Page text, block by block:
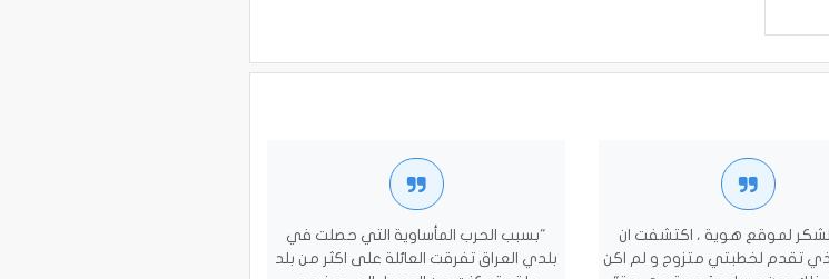
لموقع هوية ، اكتشفت ان
تقدم لخطبتي متزوج و لم اكن
"بسبب الحرب المأساوية التي حصلت في
بلدي العراق تفرقت العائلة على اكثر من بلد